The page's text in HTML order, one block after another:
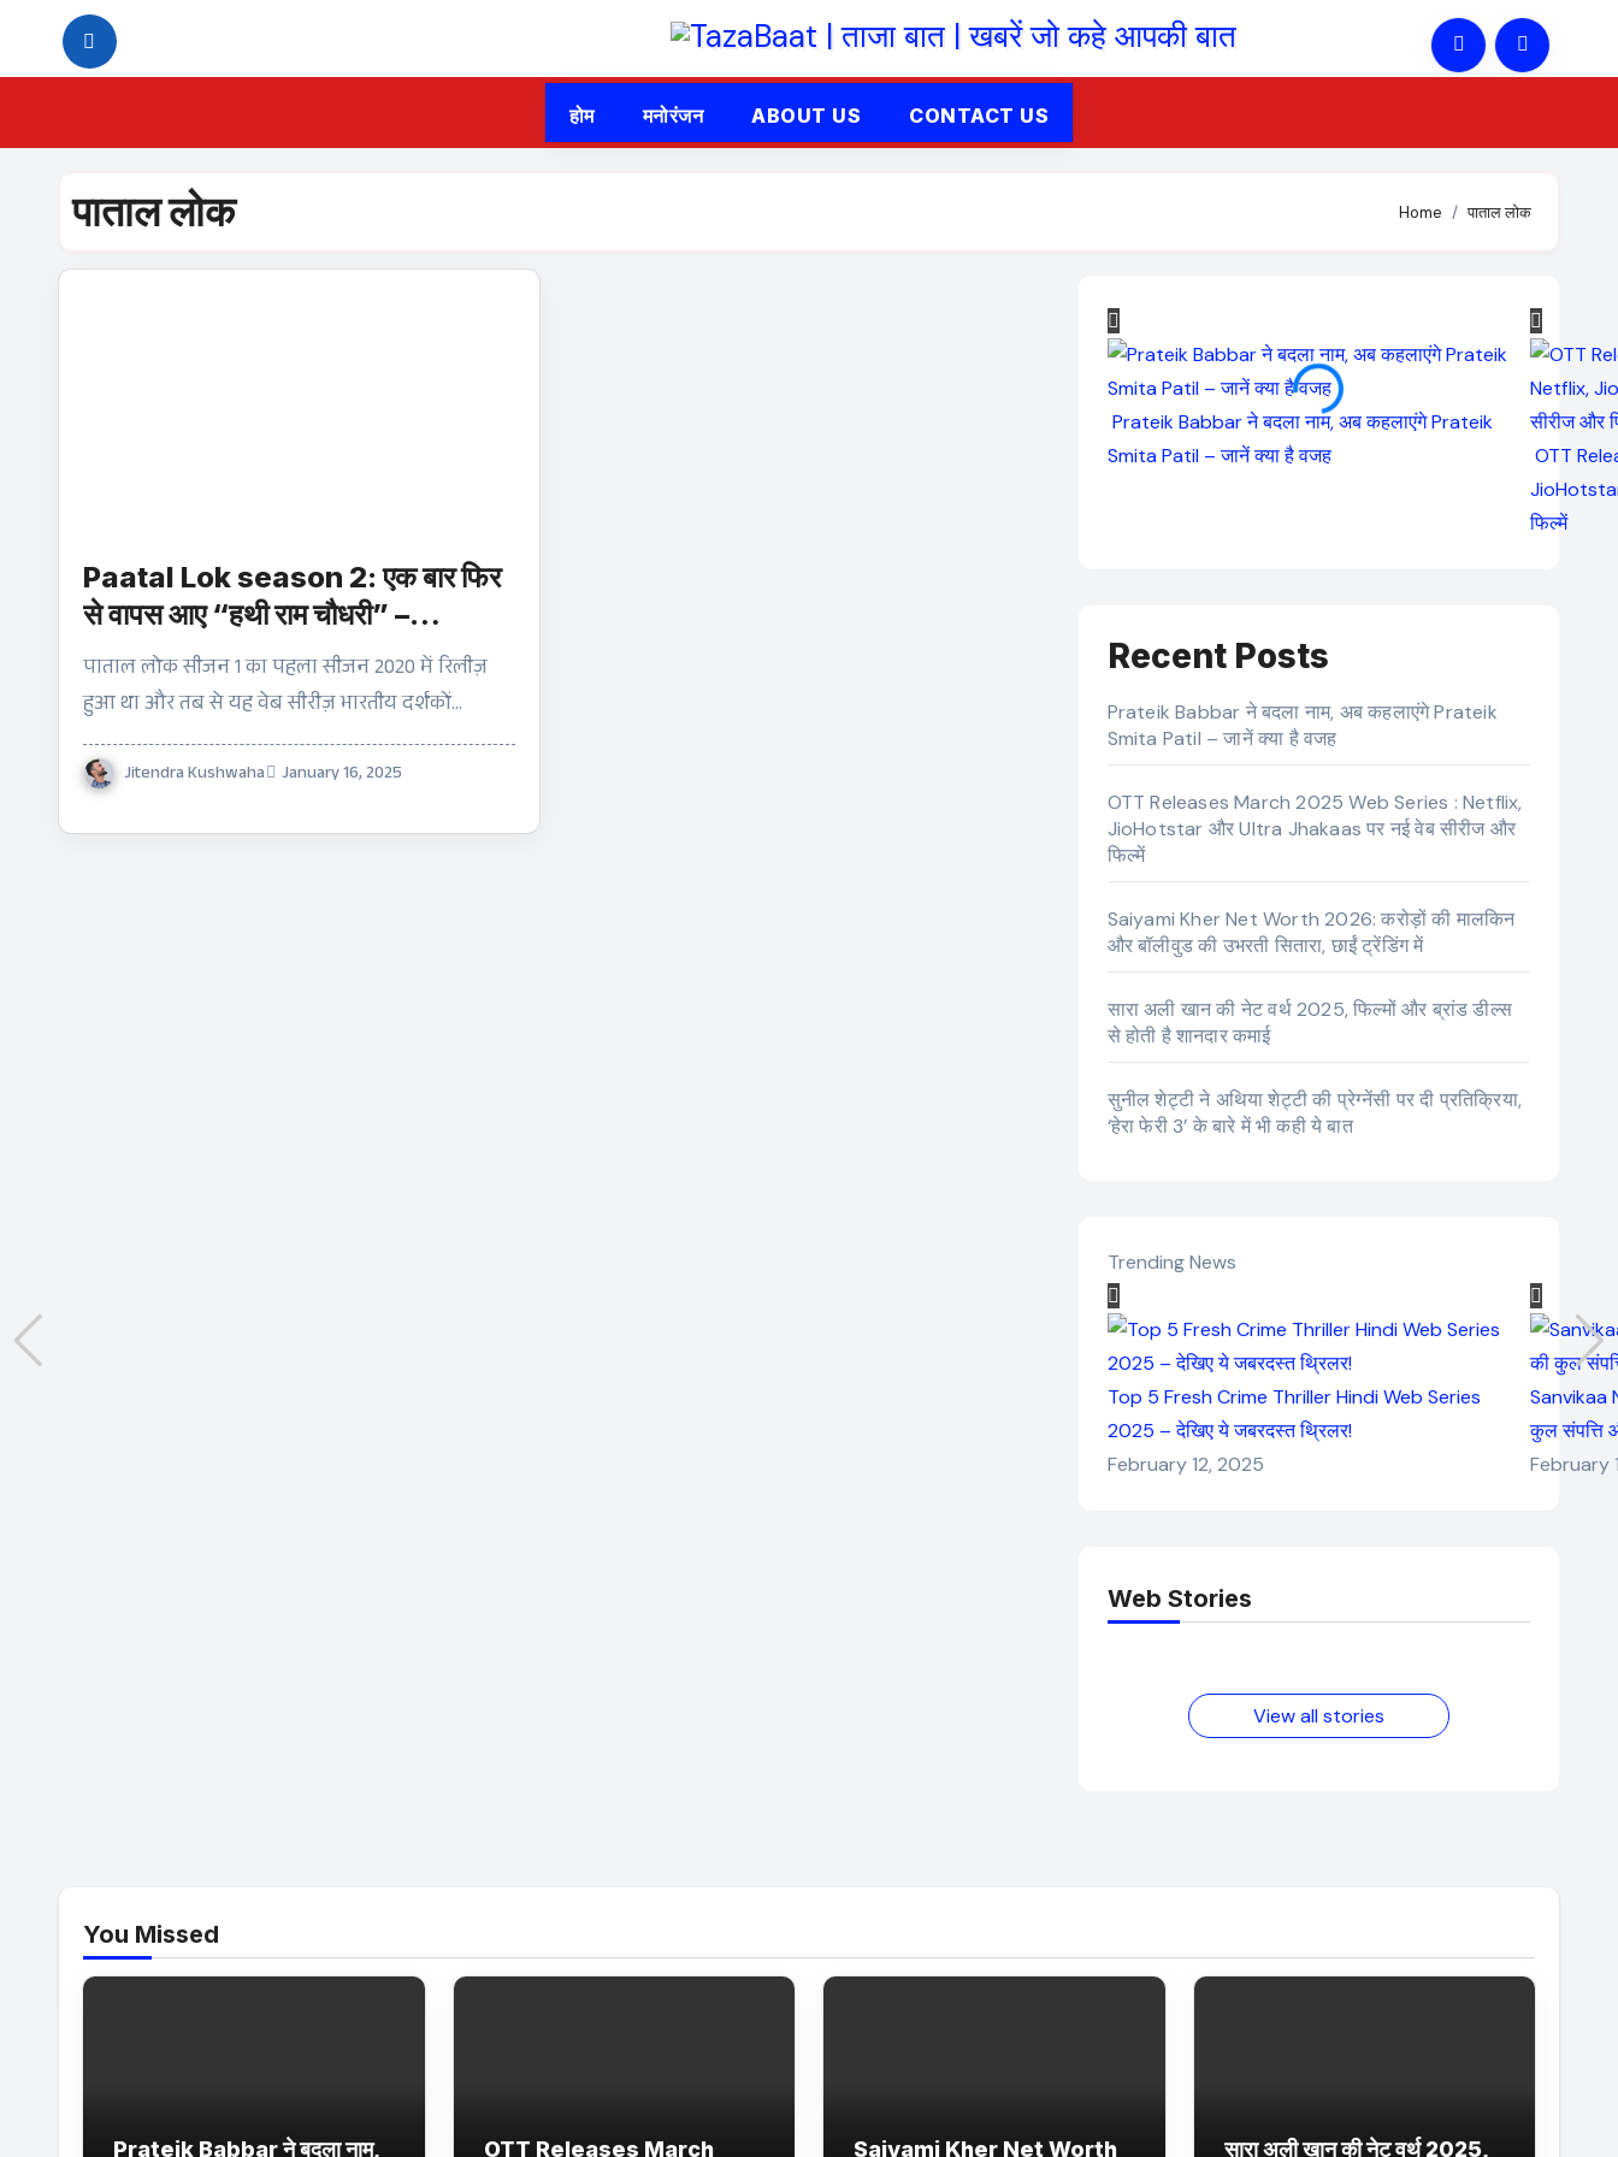
content
होम मनोरंजन ABOUT US CONTACT US
पाताल लोक Home पाताल लोक
Paatal Lok season 2: एक बार फिर
से वापस आए “हथी राम चौधरी” –
Jaideep Ahlawat Web Series
2025
पाताल लोक सीजन 1 का पहला सीजन 2020 में रिलीज़
हुआ था और तब से यह वेब सीरीज़ भारतीय दर्शकों…
Jitendra Kushwaha January 16, 2025
Prateik Babbar ने बदला नाम, अब कहलाएंगे Prateik
Smita Patil – जानें क्या है वजह
OTT
फिल्में
Recent Posts
Prateik Babbar ने बदला नाम, अब कहलाएंगे Prateik
Smita Patil – जानें क्या है वजह
OTT Releases March 2025 Web Series : Netflix,
JioHotstar और Ultra Jhakaas पर नई वेब सीरीज और
फिल्में
Saiyami Kher Net Worth 2026: करोड़ों की मालकिन
और बॉलीवुड की उभरती सितारा, छाईं ट्रेंडिंग में
सारा अली खान की नेट वर्थ 2025, फिल्मों और ब्रांड डील्स
से होती है शानदार कमाई
सुनील शेट्टी ने अथिया शेट्टी की प्रेग्नेंसी पर दी प्रतिक्रिया,
‘हेरा फेरी 3’ के बारे में भी कही ये बात
Trending News
Top 5 Fresh Crime Thriller Hindi Web Series
2025 – देखिए ये जबरदस्त थ्रिलर!
February 12, 2025
Sanvikaa
कुल संपत्ति
February
Web Stories
Elvish Yadav: एक
आम लड़के से यूट्यूबर
फिल्मों का जादू और
View all stories
You Missed
Prateik Babbar ने बदला नाम, OTT Releases March Saiyami Kher Net Worth सारा अली खान की नेट वर्थ 2025,